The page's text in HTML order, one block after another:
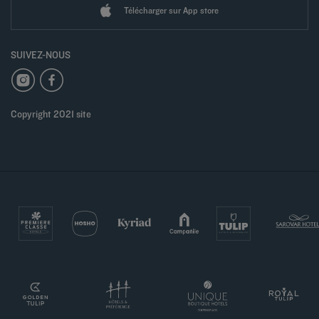
Télécharger sur App store
SUIVEZ-NOUS
Copyright 2021 site